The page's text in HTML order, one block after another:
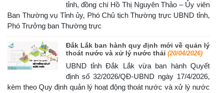
tỉnh, đồng chí Hồ Thị Nguyên Thảo – Ủy viên
Ban Thường vụ Tỉnh ủy, Phó Chủ tịch Thường trực UBND tỉnh,
Phó Trưởng ban Thường trực
Đắk Lắk ban hành quy định mới về quản lý
thoát nước và xử lý nước thải (20/04/2026)
UBND tỉnh Đắk Lắk vừa ban hành Quyết
định số 32/2026/QĐ-UBND ngày 17/4/2026,
kèm theo Quy định quản lý hoạt động thoát nước và xử lý nước